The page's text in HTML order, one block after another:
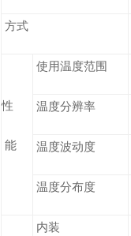
方式
性
能
使用温度范围
温度分辨率
温度波动度
温度分布度
内装